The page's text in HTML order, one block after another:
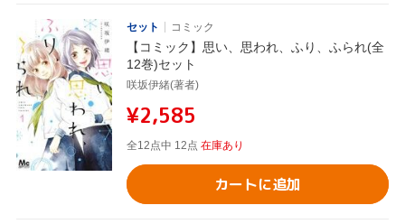
セット コミック
【コミック】思い、思われ、ふり、ふられ(全
12巻)セット
咲坂伊緒(著者)
¥2,585
全12点中 12点 在庫あり
カートに追加